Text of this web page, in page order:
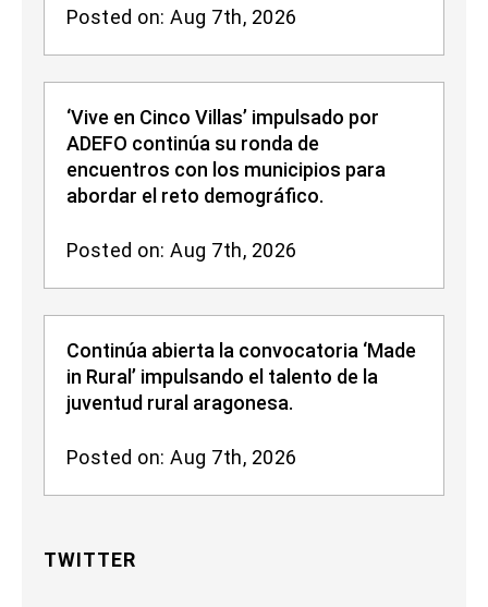
Posted on: Aug 7th, 2026
‘Vive en Cinco Villas’ impulsado por
ADEFO continúa su ronda de
encuentros con los municipios para
abordar el reto demográfico.
Posted on: Aug 7th, 2026
Continúa abierta la convocatoria ‘Made
in Rural’ impulsando el talento de la
juventud rural aragonesa.
Posted on: Aug 7th, 2026
TWITTER